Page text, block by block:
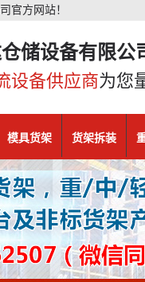
官方网站！
储设备有限公
设备供应商为您
模具货架 货架拆装